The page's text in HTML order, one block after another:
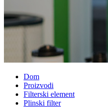
Dom
Proizvodi
Filterski element
Plinski filter